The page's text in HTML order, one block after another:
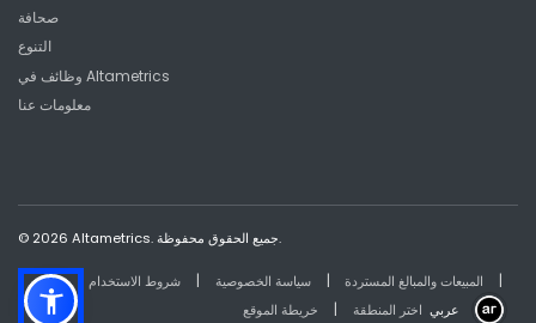
صحافة
التنوع
وظائف في Altametrics
معلومات عنا
© 2026 Altametrics. جميع الحقوق محفوظة.
شروط الاستخدام | سياسة الخصوصية | المبيعات والمبالغ المستردة |
خريطة الموقع | اختر المنطقة عربي